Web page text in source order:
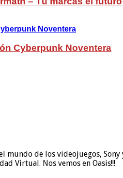
Cyberpunk Noventera
mundo de los videojuegos,
Virtual. Nos vemos en Oasis!!!